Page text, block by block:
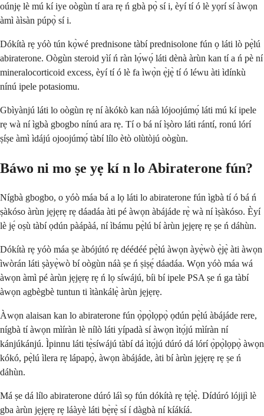
oúnjẹ lè mú kí iye oògùn tí ara rẹ ń gbà pọ̀ sí i, èyí tí ó lè yọrí sí àwọn
àmì àìsàn púpọ̀ sí i.
Dókítà rẹ yóò tún kọ̀wé prednisone tàbí prednisolone fún ọ láti lò pẹ̀lú
abiraterone. Oògùn steroid yìí ń ràn lọ́wọ́ láti dènà àrùn kan tí a ń pè ní
mineralocorticoid excess, èyí tí ó lè fa ìwọ̀n ẹ̀jẹ̀ tí ó léwu àti ìdínkù
nínú ipele potasiomu.
Gbìyànjú láti lo oògùn rẹ ní àkókò kan náà lójoojúmọ́ láti mú kí ipele
rẹ wà ní ìgbà gbogbo nínú ara rẹ. Tí o bá ní ìṣòro láti rántí, ronú lórí
ṣíṣe àmì ìdájú ojoojúmọ́ tàbí lílo ètò olùtòjú oògùn.
Báwo ni mo ṣe yẹ kí n lo Abiraterone fún?
Nígbà gbogbo, o yóò máa bá a lọ láti lo abiraterone fún ìgbà tí ó bá ń
ṣàkóso àrùn jẹjẹrẹ rẹ dáadáa àti pé àwọn àbájáde rẹ̀ wà ní ìṣàkóso. Èyí
lè jẹ́ oṣù tàbí ọdún pàápàá, ní ìbámu pẹ̀lú bí àrùn jẹjẹrẹ rẹ ṣe ń dáhùn.
Dókítà rẹ yóò máa ṣe àbójútó rẹ déédéé pẹ̀lú àwọn àyẹ̀wò ẹ̀jẹ̀ àti àwọn
ìwòrán láti ṣàyẹ̀wò bí oògùn náà ṣe ń ṣiṣẹ́ dáadáa. Wọn yóò máa wá
àwọn àmì pé àrùn jẹjẹrẹ rẹ ń lọ síwájú, bíi bí ipele PSA ṣe ń ga tàbí
àwọn agbègbè tuntun ti ìtànkálẹ̀ àrùn jẹjẹrẹ.
Àwọn alaisan kan lo abiraterone fún ọ̀pọ̀lọpọ̀ ọdún pẹ̀lú àbájáde rere,
nígbà tí àwọn mìíràn lè nílò láti yípadà sí àwọn ìtọ́jú mìíràn ní
kánjúkánjú. Ìpinnu láti tẹ̀síwájú tàbí dá ìtọ́jú dúró dá lórí ọ̀pọ̀lọpọ̀ àwọn
kókó, pẹ̀lú ìlera rẹ lápapọ̀, àwọn àbájáde, àti bí àrùn jẹjẹrẹ rẹ ṣe ń
dáhùn.
Má ṣe dá lílo abiraterone dúró láì sọ fún dókítà rẹ tẹ́lẹ̀. Dídúró lójijì lè
gba àrùn jẹjẹrẹ rẹ láàyè láti bẹ̀rẹ̀ sí í dàgbà ní kíákíá.